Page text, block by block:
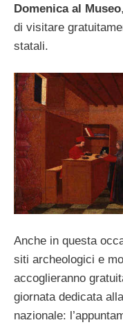
Domenica al Museo
di visitare
statali.
Anche in questa
siti archeologici e
accoglieranno
giornata dedicata
nazionale: